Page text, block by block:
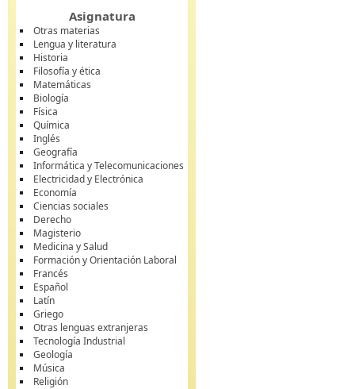
Asignatura
Otras materias
Lengua y literatura
Historia
Filosofía y ética
Matemáticas
Biología
Física
Química
Inglés
Geografía
Informática y Telecomunicaciones
Electricidad y Electrónica
Economía
Ciencias sociales
Derecho
Magisterio
Medicina y Salud
Formación y Orientación Laboral
Francés
Español
Latín
Griego
Otras lenguas extranjeras
Tecnología Industrial
Geología
Música
Religión